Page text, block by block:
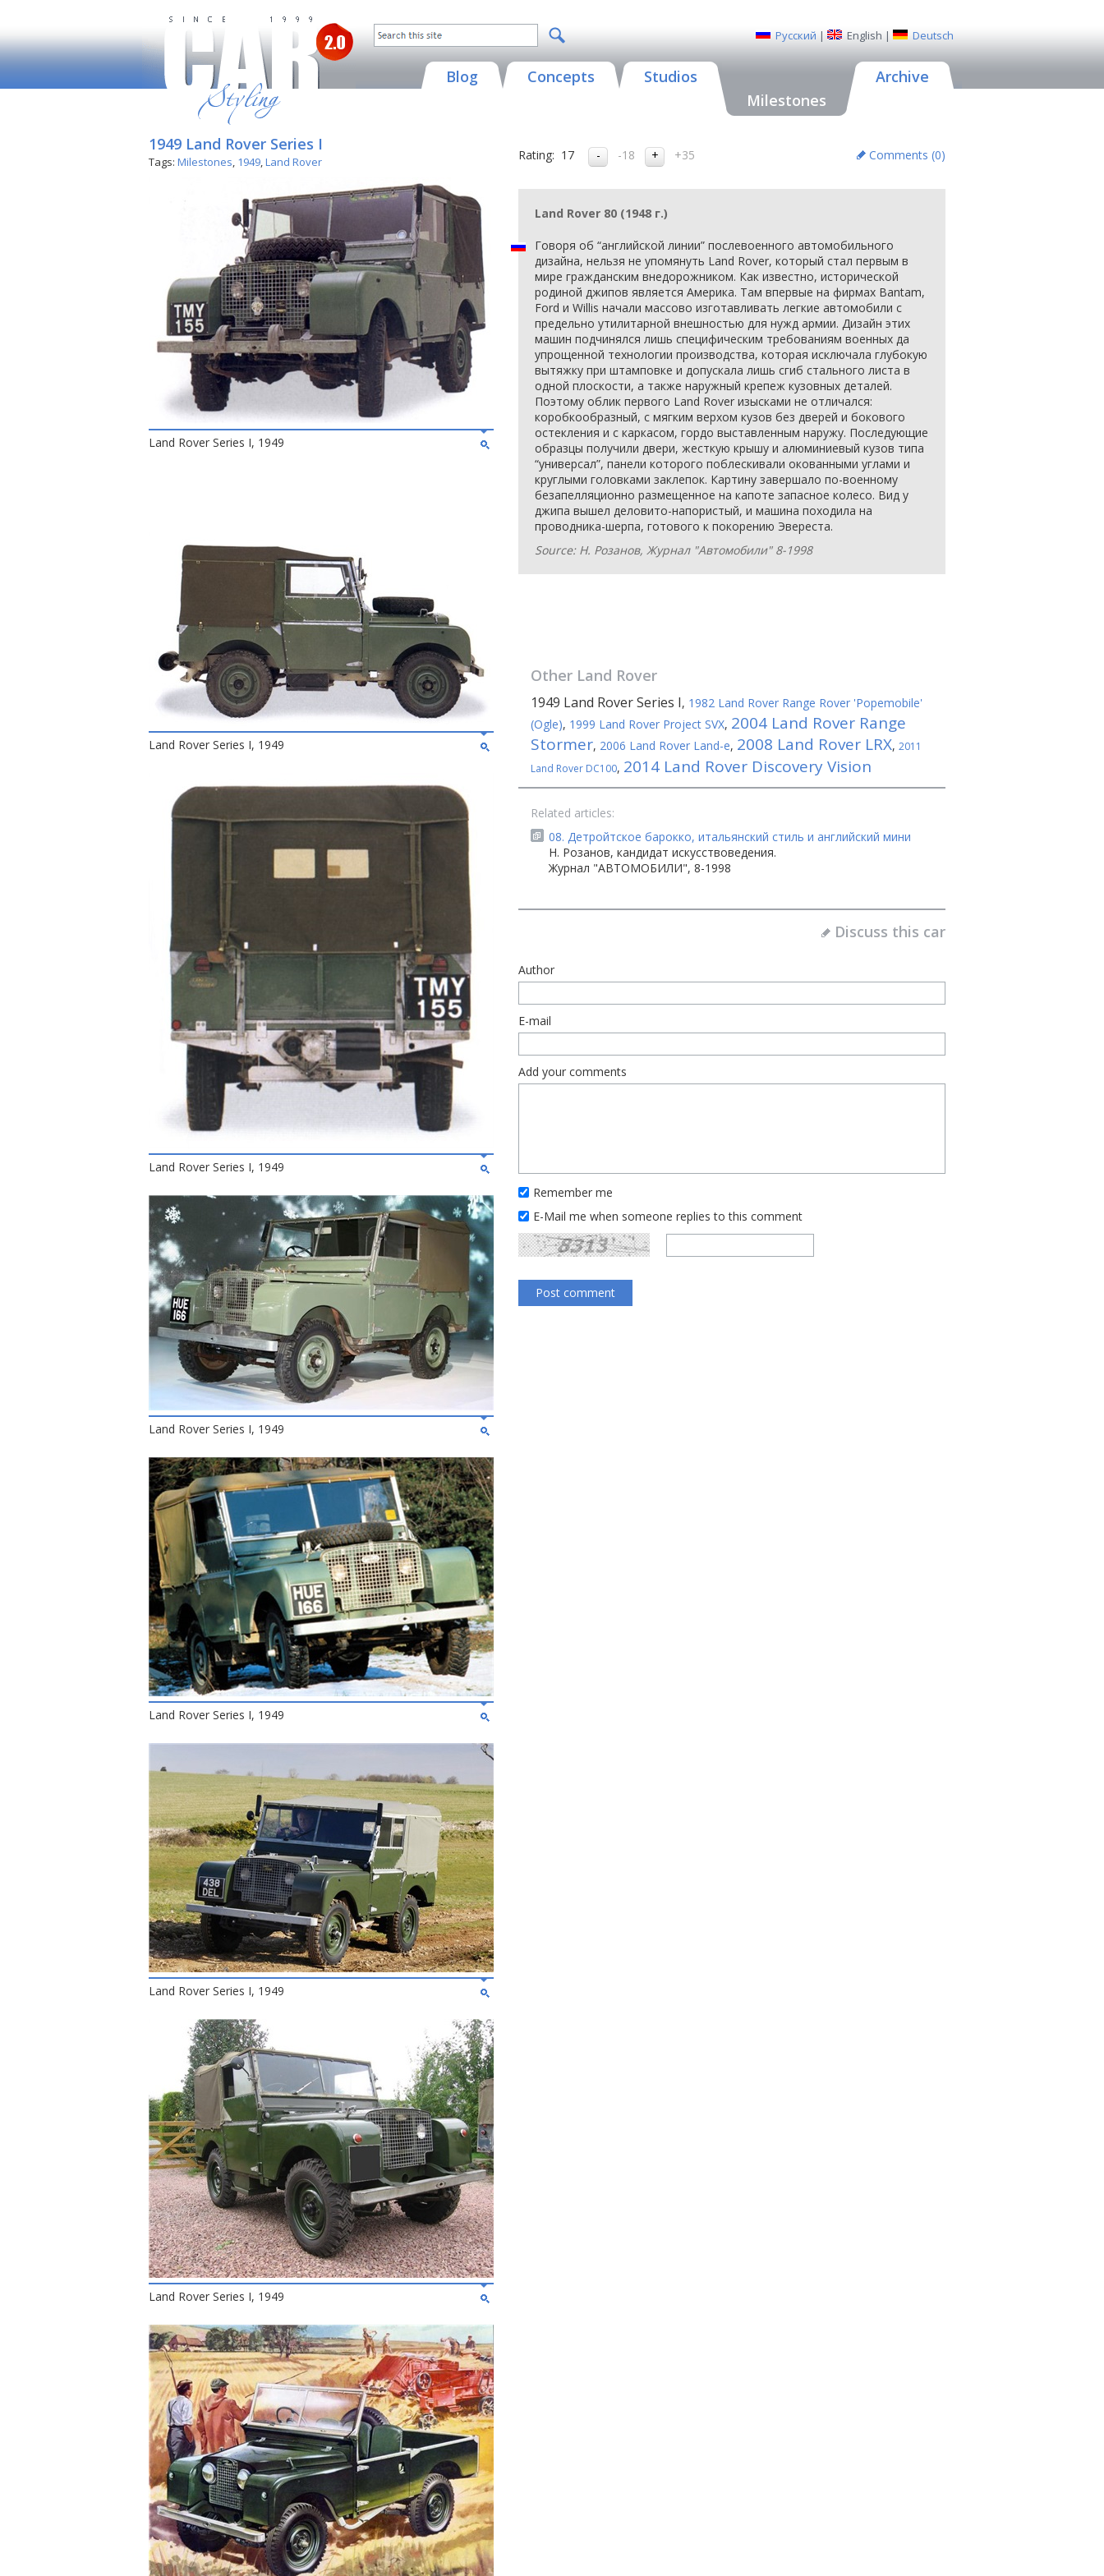
Русский | English | Deutsch
Blog Concepts
Studios
Milestones
Archive
1949 Land Rover Series I
Tags: Milestones, 1949,Land Rover
Land Rover Series I, 1949
Land Rover Series I, 1949
Land Rover Series I, 1949
Land Rover Series I, 1949
Land Rover Series I, 1949
Land Rover Series I, 1949
Land Rover Series I, 1949
Rating: 17 -18 +35 Comments (0)
Land Rover 80 (1948 г.)
Говоря об “английской линии” послевоенного автомобильного
дизайна, нельзя не упомянуть Land Rover, который стал первым в
мире гражданским внедорожником. Как известно, исторической
родиной джипов является Америка. Там впервые на фирмах Bantam,
Ford и Willis начали массово изготавливать легкие автомобили с
предельно утилитарной внешностью для нужд армии. Дизайн этих
машин подчинялся лишь специфическим требованиям военных да
упрощенной технологии производства, которая исключала глубокую
вытяжку при штамповке и допускала лишь сгиб стального листа в
одной плоскости, а также наружный крепеж кузовных деталей.
Поэтому облик первого Land Rover изысками не отличался:
коробкообразный, с мягким верхом кузов без дверей и бокового
остекления и с каркасом, гордо выставленным наружу. Последующие
образцы получили двери, жесткую крышу и алюминиевый кузов типа
“универсал”, панели которого поблескивали окованными углами и
круглыми головками заклепок. Картину завершало по-военному
безапелляционно размещенное на капоте запасное колесо. Вид у
джипа вышел деловито-напористый, и машина походила на
проводника-шерпа, готового к покорению Эвереста.
Source: Н. Розанов, Журнал "Автомобили" 8-1998
Other Land Rover
1949 Land Rover Series I, 1982 Land Rover Range Rover 'Popemobile'
(Ogle), 1999 Land Rover Project SVX, 2004 Land Rover Range
Stormer, 2006 Land Rover Land-e, 2008 Land Rover LRX, 2011
Land Rover DC100, 2014 Land Rover Discovery Vision
Related articles:
08. Детройтское барокко, итальянский стиль и английский мини
Н. Розанов, кандидат искусствоведения.
Журнал "АВТОМОБИЛИ", 8-1998
Discuss this car
Author
E-mail
Add your comments
Remember me
E-Mail me when someone replies to this comment